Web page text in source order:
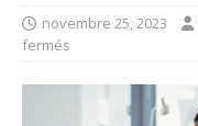
novembre 25, 2023
fermés